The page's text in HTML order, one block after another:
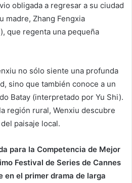
obligada a regresar a su ciudad
madre, Zhang Fengxia
que regenta una pequeña
no sólo siente una profunda
sino que también conoce a un
Batay (interpretado por Yu Shi).
región rural, Wenxiu descubre
paisaje local.
para la Competencia de Mejor
Festival de Series de Cannes
el primer drama de larga